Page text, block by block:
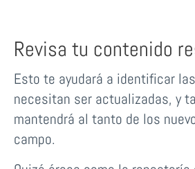
Revisa tu contenido
Esto te ayudará a identificar
necesitan ser actualizadas, y
mantendrá al tanto de los
campo.